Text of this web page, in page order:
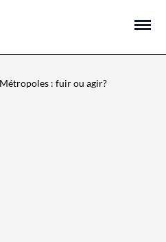
Open
: fuir ou agir?